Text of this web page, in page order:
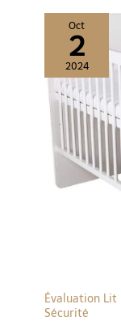
Oct
2
2024
Évaluation
Sécurité